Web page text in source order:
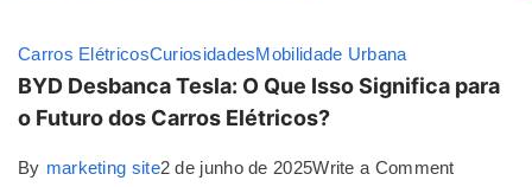
Carros ElétricosCuriosidadesMobilidade Urbana
BYD Desbanca Tesla: O Que Isso Significa para
o Futuro dos Carros Elétricos?
By marketing site2 de junho de 2025Write a Comment